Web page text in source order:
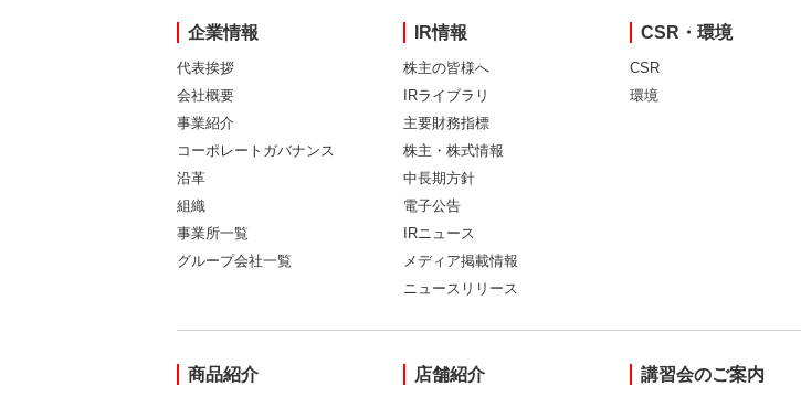
企業情報
代表挨拶
会社概要
事業紹介
コーポレートガバナンス
沿革
組織
事業所一覧
グループ会社一覧
IR情報
株主の皆様へ
IRライブラリ
主要財務指標
株主・株式情報
中長期方針
電子公告
IRニュース
メディア掲載情報
ニュースリリース
CSR・環境
CSR
環境
商品紹介 店舗紹介 講習会のご案内